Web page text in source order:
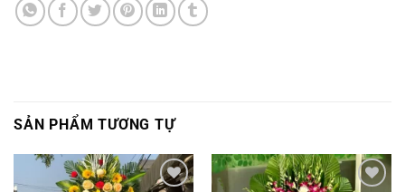
SẢN PHẨM TƯƠNG TỰ